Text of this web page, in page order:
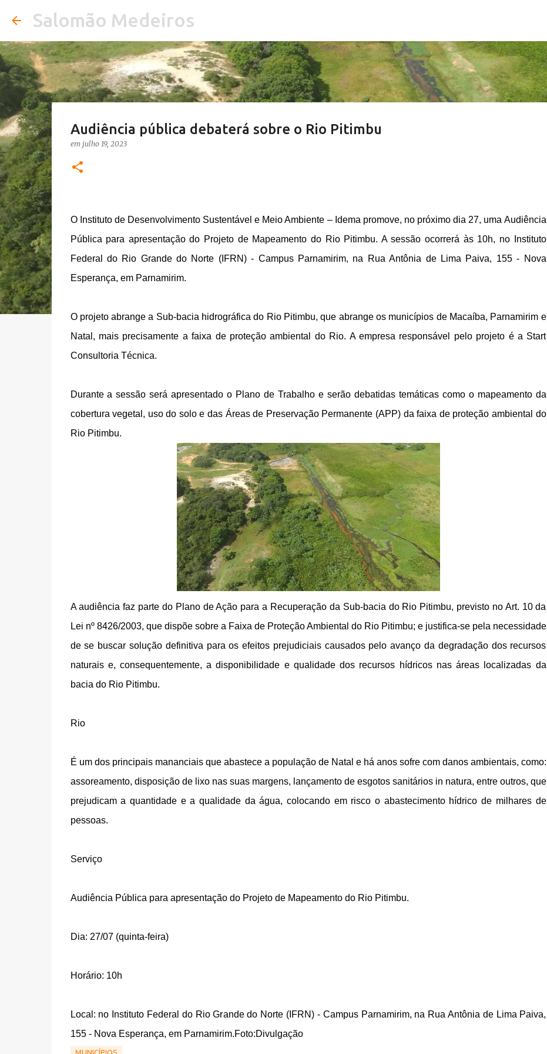
Salomão Medeiros
Audiência pública debaterá sobre o Rio Pitimbu
em julho 19, 2023
O Instituto de Desenvolvimento Sustentável e Meio Ambiente – Idema promove, no próximo dia 27, uma Audiência
Pública para apresentação do Projeto de Mapeamento do Rio Pitimbu. A sessão ocorrerá às 10h, no Instituto
Federal do Rio Grande do Norte (IFRN) - Campus Parnamirim, na Rua Antônia de Lima Paiva, 155 - Nova
Esperança, em Parnamirim.
O projeto abrange a Sub-bacia hidrográfica do Rio Pitimbu, que abrange os municípios de Macaíba, Parnamirim e
Natal, mais precisamente a faixa de proteção ambiental do Rio. A empresa responsável pelo projeto é a Start
Consultoria Técnica.
Durante a sessão será apresentado o Plano de Trabalho e serão debatidas temáticas como o mapeamento da
cobertura vegetal, uso do solo e das Áreas de Preservação Permanente (APP) da faixa de proteção ambiental do
Rio Pitimbu.
A audiência faz parte do Plano de Ação para a Recuperação da Sub-bacia do Rio Pitimbu, previsto no Art. 10 da
Lei nº 8426/2003, que dispõe sobre a Faixa de Proteção Ambiental do Rio Pitimbu; e justifica-se pela necessidade
de se buscar solução definitiva para os efeitos prejudiciais causados pelo avanço da degradação dos recursos
naturais e, consequentemente, a disponibilidade e qualidade dos recursos hídricos nas áreas localizadas da
bacia do Rio Pitimbu.
Rio
É um dos principais mananciais que abastece a população de Natal e há anos sofre com danos ambientais, como:
assoreamento, disposição de lixo nas suas margens, lançamento de esgotos sanitários in natura, entre outros, que
prejudicam a quantidade e a qualidade da água, colocando em risco o abastecimento hídrico de milhares de
pessoas.
Serviço
Audiência Pública para apresentação do Projeto de Mapeamento do Rio Pitimbu.
Dia: 27/07 (quinta-feira)
Horário: 10h
Local: no Instituto Federal do Rio Grande do Norte (IFRN) - Campus Parnamirim, na Rua Antônia de Lima Paiva,
155 - Nova Esperança, em Parnamirim.Foto:Divulgação
MUNICÍPIOS